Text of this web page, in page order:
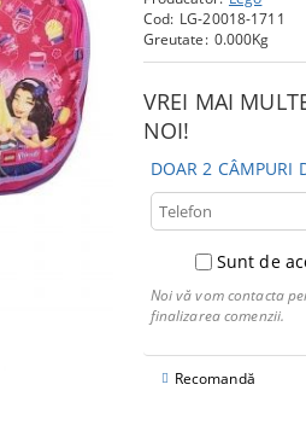
Cod: LG-20018-1711
Greutate: 0.000Kg
VREI MAI
NOI!
DOAR 2 CÂMPURI
Sunt de
Noi vă vom contacta
finalizarea comenzii.
Recomandă